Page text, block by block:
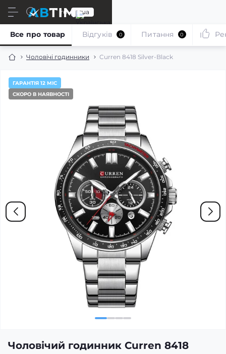
ru ua
Чоловічі годинники Curren 8418 Silver-Black
Все про товар Відгуків 0 Питання 0
ГАРАНТІЯ 12 МІС
СКОРО В НАЯВНОСТІ
Чоловічий годинник Curren 8418